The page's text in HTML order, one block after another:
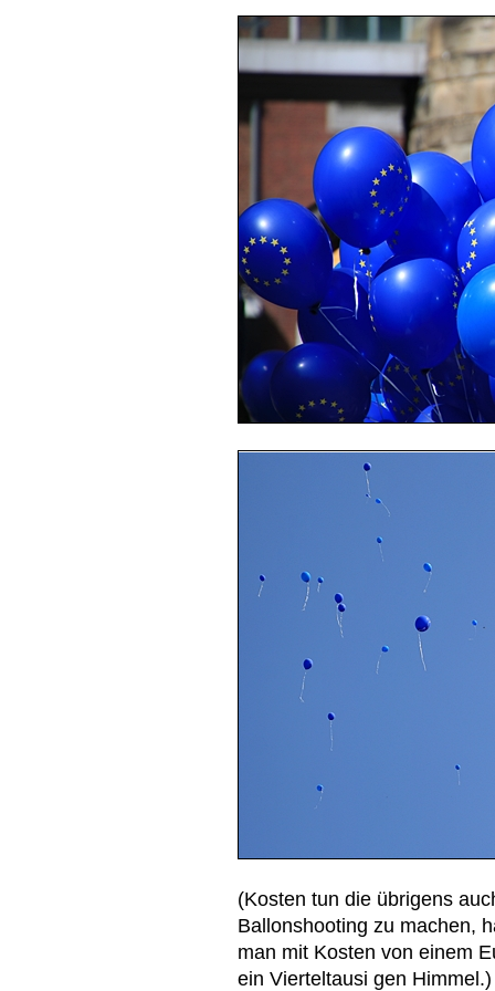
(Kosten tun die übrigens
Ballonshooting zu machen,
man mit Kosten von einem
ein Vierteltausi gen Himmel.)